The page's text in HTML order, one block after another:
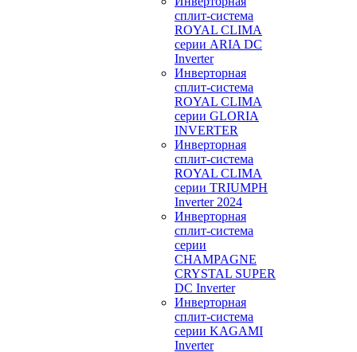
сплит-система
ROYAL CLIMA
серии ARIA DC
Inverter
Инверторная
сплит-система
ROYAL CLIMA
серии GLORIA
INVERTER
Инверторная
сплит-система
ROYAL CLIMA
серии TRIUMPH
Inverter 2024
Инверторная
сплит-система
серии
CHAMPAGNE
CRYSTAL SUPER
DC Inverter
Инверторная
сплит-система
серии KAGAMI
Inverter